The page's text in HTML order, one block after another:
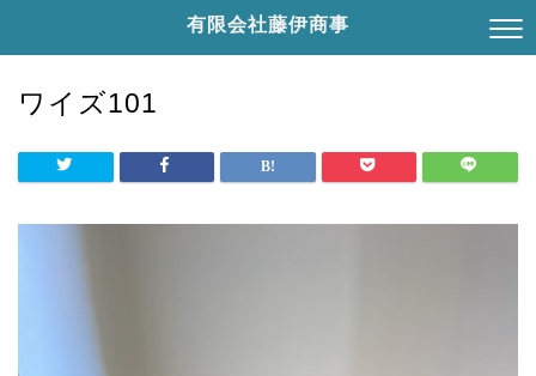
有限会社藤伊商事
ワイズ101